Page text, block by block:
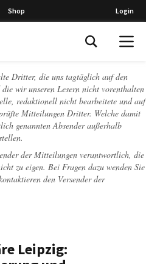
Shop Login
Dritter, die uns tagtäglich auf den
die wir unseren Lesern nicht vorenthalten
redaktionell nicht bearbeitete und auf
Mitteilungen Dritter. Welche damit
genannten Absender außerhalb
der Mitteilungen verantwortlich, die
zu eigen. Bei Fragen dazu wenden Sie
den Versender der
Leipzig: